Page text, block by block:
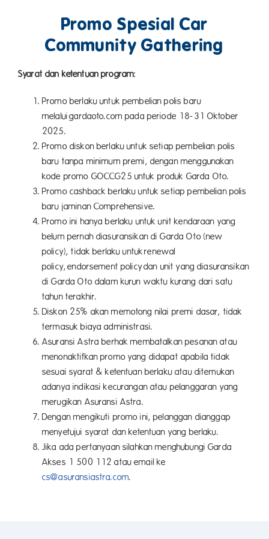
Promo Spesial Car
Community Gathering
Syarat dan ketentuan program:
Promo berlaku untuk pembelian polis baru
melalui gardaoto.com pada periode 18-31 Oktober
2025.
Promo diskon berlaku untuk setiap pembelian polis
baru tanpa minimum premi, dengan menggunakan
kode promo GOCCG25 untuk produk Garda Oto.
Promo cashback berlaku untuk setiap pembelian polis
baru jaminan Comprehensive.
Promo ini hanya berlaku untuk unit kendaraan yang
belum pernah diasuransikan di Garda Oto (new
policy), tidak berlaku untuk renewal
policy, endorsement policy dan unit yang diasuransikan
di Garda Oto dalam kurun waktu kurang dari satu
tahun terakhir.
Diskon 25% akan memotong nilai premi dasar, tidak
termasuk biaya administrasi.
Asuransi Astra berhak membatalkan pesanan atau
menonaktifkan promo yang didapat apabila tidak
sesuai syarat & ketentuan berlaku atau ditemukan
adanya indikasi kecurangan atau pelanggaran yang
merugikan Asuransi Astra.
Dengan mengikuti promo ini, pelanggan dianggap
menyetujui syarat dan ketentuan yang berlaku.
Jika ada pertanyaan silahkan menghubungi Garda
Akses 1 500 112 atau email ke
cs@asuransiastra.com.